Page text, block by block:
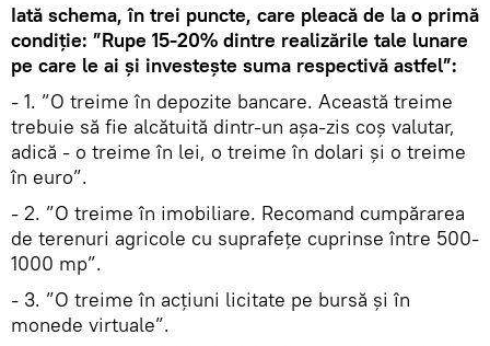
Iată schema, în trei puncte, care pleacă de la o primă
condiție: ”Rupe 15-20% dintre realizările tale lunare
pe care le ai și investește suma respectivă astfel”:
- 1. ”O treime în depozite bancare. Această treime
trebuie să fie alcătuită dintr-un așa-zis coș valutar,
adică - o treime în lei, o treime în dolari și o treime
în euro”.
- 2. ”O treime în imobiliare. Recomand cumpărarea
de terenuri agricole cu suprafețe cuprinse între 500-
1000 mp”.
- 3. ”O treime în acțiuni licitate pe bursă și în
monede virtuale”.